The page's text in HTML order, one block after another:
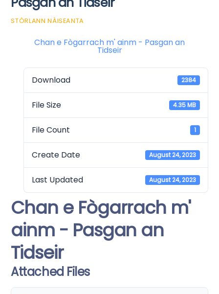
STÒRLANN NÀISEANTA
Chan e Fògarrach m' ainm - Pasgan an
Tidseir
Download 2384
File Size 4.35 MB
File Count 1
Create Date August 24, 2023
Last Updated August 24, 2023
Chan e Fògarrach m'
ainm - Pasgan an
Tidseir
Attached Files